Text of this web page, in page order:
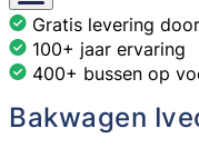
Gratis levering
100+ jaar ervaring
400+ bussen op
Bakwagen